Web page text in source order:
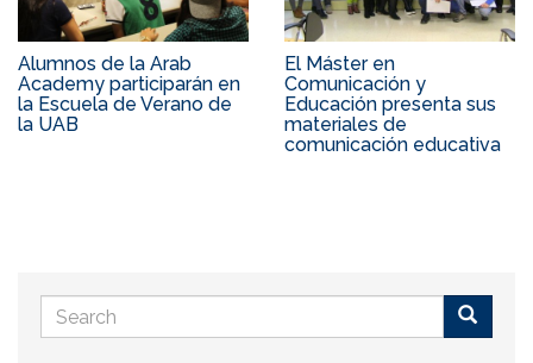
Alumnos de la Arab
Academy participarán en
la Escuela de Verano de
la UAB
El Máster en
Comunicación y
Educación presenta sus
materiales de
comunicación educativa
Search
form